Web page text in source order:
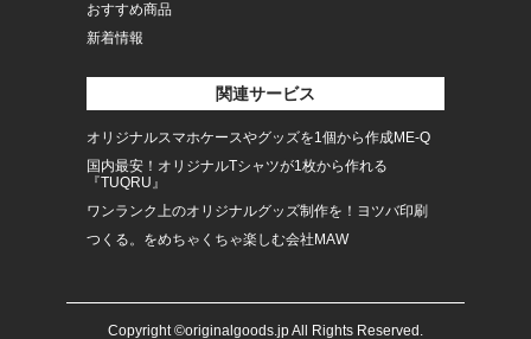
おすすめ商品
新着情報
関連サービス
オリジナルスマホケースやグッズを1個から作成ME-Q
国内最安！オリジナルTシャツが1枚から作れる
『TUQRU』
ワンランク上のオリジナルグッズ制作を！ヨツバ印刷
つくる。をめちゃくちゃ楽しむ会社MAW
Copyright ©originalgoods.jp All Rights Reserved.